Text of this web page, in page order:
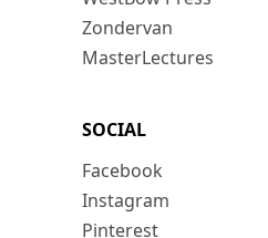
Zondervan
MasterLectures
SOCIAL
Facebook
Instagram
Pinterest